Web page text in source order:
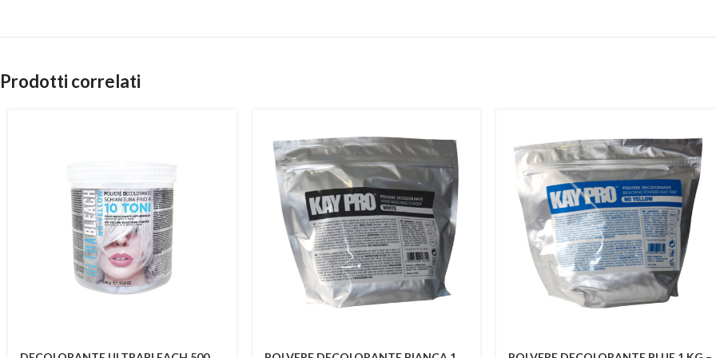
Prodotti correlati